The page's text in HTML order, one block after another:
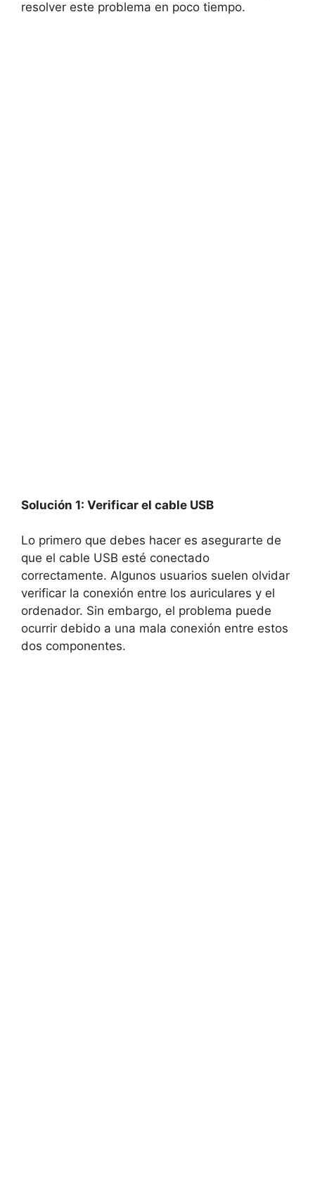
resolver este problema en poco tiempo.
Solución 1: Verificar el cable USB
Lo primero que debes hacer es asegurarte de
que el cable USB esté conectado
correctamente. Algunos usuarios suelen olvidar
verificar la conexión entre los auriculares y el
ordenador. Sin embargo, el problema puede
ocurrir debido a una mala conexión entre estos
dos componentes.